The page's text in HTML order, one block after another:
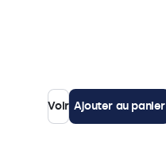
Voir Ajouter au panier